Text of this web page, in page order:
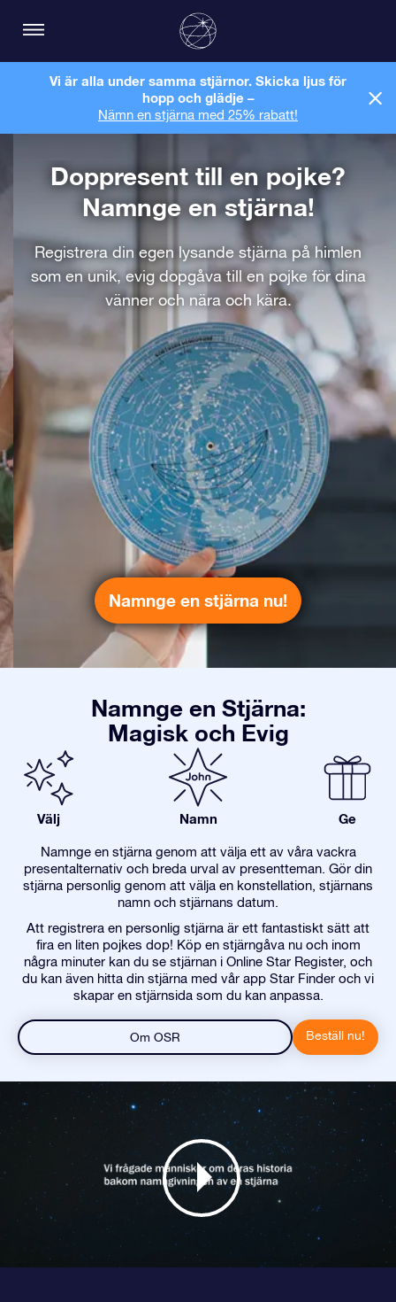
Vi är alla under samma stjärnor. Skicka ljus för
hopp och glädje –
Nämn en stjärna med 25% rabatt!
Doppresent till en pojke?
Namnge en stjärna!
Registrera din egen lysande stjärna på himlen
som en unik, evig dopgåva till en pojke för dina
vänner och nära och kära.
Namnge en stjärna nu!
Namnge en Stjärna:
Magisk och Evig
Välj Namn Ge
Namnge en stjärna genom att välja ett av våra vackra
presentalternativ och breda urval av presentteman. Gör din
stjärna personlig genom att välja en konstellation, stjärnans
namn och stjärnans datum.
Att registrera en personlig stjärna är ett fantastiskt sätt att
fira en liten pojkes dop! Köp en stjärngåva nu och inom
några minuter kan du se stjärnan i Online Star Register, och
du kan även hitta din stjärna med vår app Star Finder och vi
skapar en stjärnsida som du kan anpassa.
Om OSR Beställ nu!